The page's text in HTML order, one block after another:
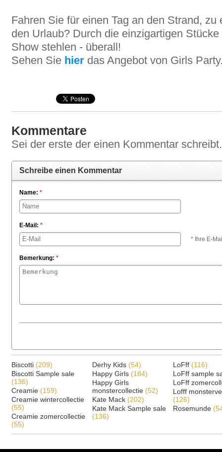
Fahren Sie für einen Tag an den Strand,
den Urlaub? Durch die einzigartigen
Show stehlen - überall!
Sehen Sie hier das Angebot von Girls
Kommentare
Sei der erste der einen Kommentar
Schreibe einen Kommentar
Name: *
E-Mail: *
* Ihre E-
Bemerkung: *
Biscotti (209)
Biscotti Sample sale
(136)
Creamie (159)
Creamie wintercollectie
(55)
Creamie zomercollectie
(55)
Derhy Kids (54)
Happy Girls (184)
Happy Girls
monstercollectie (52)
Kate Mack (202)
Kate Mack Sample sale
(136)
LoFff (116)
LoFff sample
LoFff
Lofff
(126)
Rosemunde